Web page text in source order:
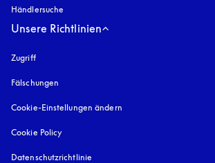
Händlersuche
Unsere Richtlinien
Zugrifföffnet sich in einem neuen Tab
Fälschungen
Cookie-Einstellungen ändern
Cookie Policy
Datenschutzrichtlinie